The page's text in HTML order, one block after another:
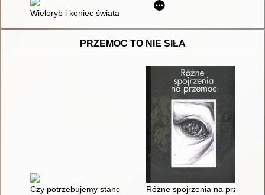
Wieloryb i koniec świata
PRZEMOC TO NIE SIŁA
Czy potrzebujemy standardów, by ochronić dzieci przed
Różne spojrzenia na przemoc